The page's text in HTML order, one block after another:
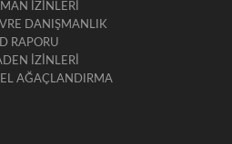
İZİNLERİ
DANIŞMANLIK
RAPORU
İZİNLERİ
AĞAÇLANDIRMA